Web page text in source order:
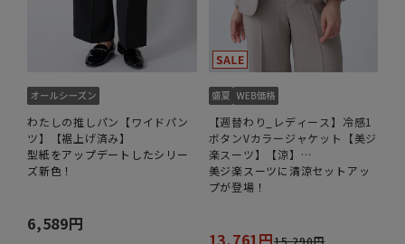
わたしの推しパン【ワイドパン
ツ】【裾上げ済み】
型紙をアップデートしたシリー
ズ新色！
6,589円
【週替わり_レディース】冷感1
ボタンVカラージャケット【美ジ
楽スーツ】【涼】
【COOLMAX】【セットアップ
着用可】
美ジ楽スーツに清涼セットアッ
プが登場！
13,761円15,290円